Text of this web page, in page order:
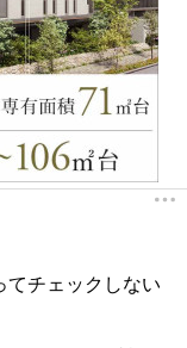
てチェックしない